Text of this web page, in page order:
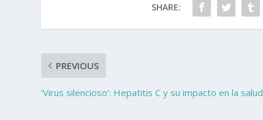
SHARE:
PREVIOUS
‘Virus silencioso’: Hepatitis C y su impacto en la salud